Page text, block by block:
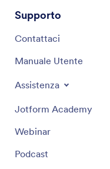
And more!
Supporto
Contattaci
Manuale Utente
Assistenza
Jotform Academy
Webinar
Podcast